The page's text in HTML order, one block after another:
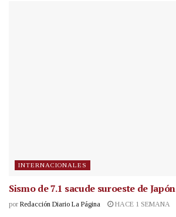
INTERNACIONALES
Sismo de 7.1 sacude suroeste de Japón
por Redacción Diario La Página HACE 1 SEMANA